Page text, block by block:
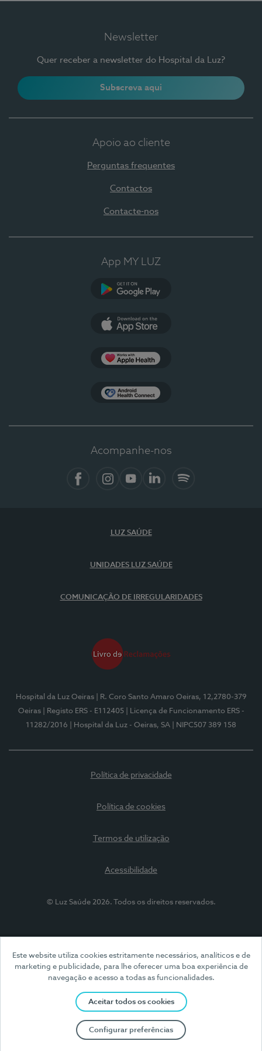
Este website utiliza cookies estritamente necessários, analíticos e de
marketing e publicidade, para lhe oferecer uma boa experiência de
navegação e acesso a todas as funcionalidades.
Aceitar todos os cookies
Configurar preferências
Newsletter
Quer receber a newsletter do Hospital da Luz?
Subscreva aqui
Apoio ao cliente
Perguntas frequentes
Contactos
Contacte-nos
App MY LUZ
Acompanhe-nos
LUZ SAÚDE
UNIDADES LUZ SAÚDE
COMUNICAÇÃO DE IRREGULARIDADES
Hospital da Luz Oeiras
| R. Coro Santo Amaro Oeiras, 12,2780-379
Oeiras
| Registo ERS - E112405
| Licença de Funcionamento ERS -
11282/2016
| Hospital da Luz - Oeiras, SA | NIPC507 389 158
Política de privacidade
Política de cookies
Termos de utilização
Acessibilidade
© Luz Saúde 2026. Todos os direitos reservados.